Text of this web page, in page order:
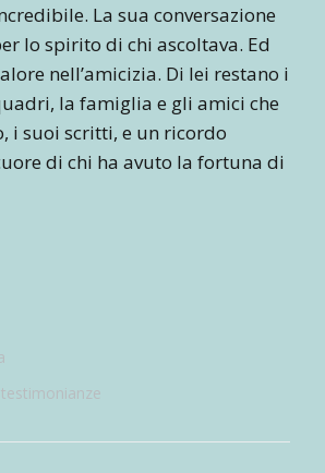
La sua conversazione
lo spirito di chi ascoltava. Ed
nell’amicizia. Di lei restano i
la famiglia e gli amici che
i suoi scritti, e un ricordo
di chi ha avuto la fortuna di
testimonianze